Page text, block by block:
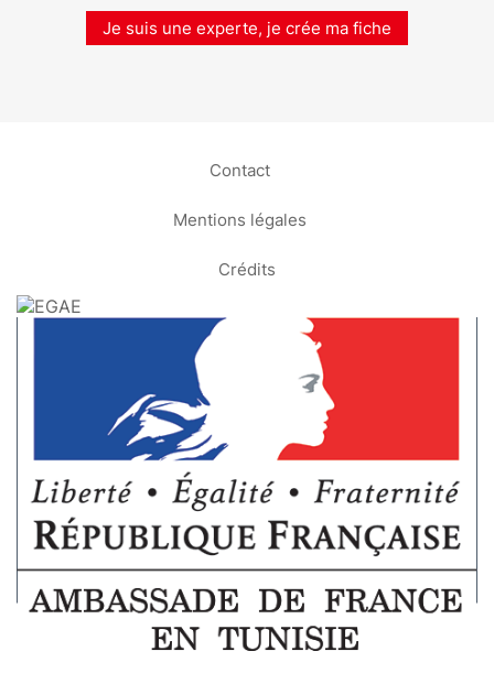
Je suis une experte, je crée ma fiche
Contact
Mentions légales
Crédits